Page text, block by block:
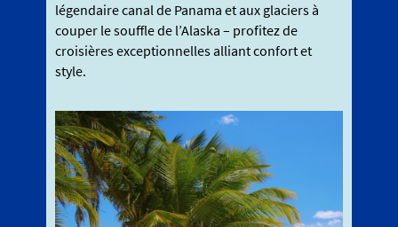
légendaire canal de Panama et aux glaciers à
couper le souffle de l’Alaska – profitez de
croisières exceptionnelles alliant confort et
style.